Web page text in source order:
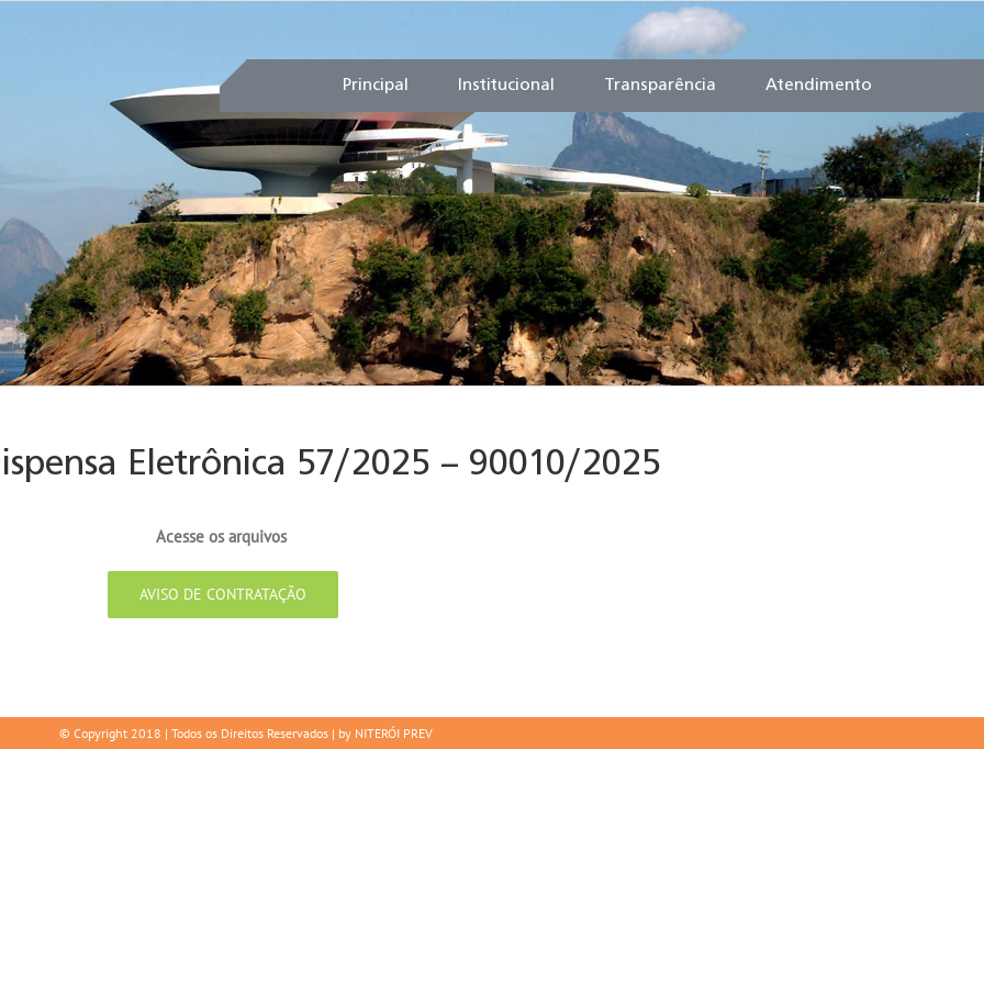
Principal Institucional Transparência Atendimento
Eletrônica 57/2025 – 90010/2025
arquivos
AVISO DE CONTRATAÇÃO
© Copyright 2018 | Todos os Direitos Reservados | by NITERÓI PREV